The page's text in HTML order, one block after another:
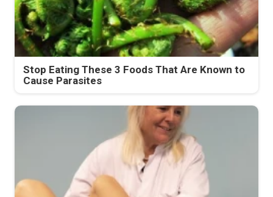
Stop Eating These 3 Foods That Are Known to
Cause Parasites